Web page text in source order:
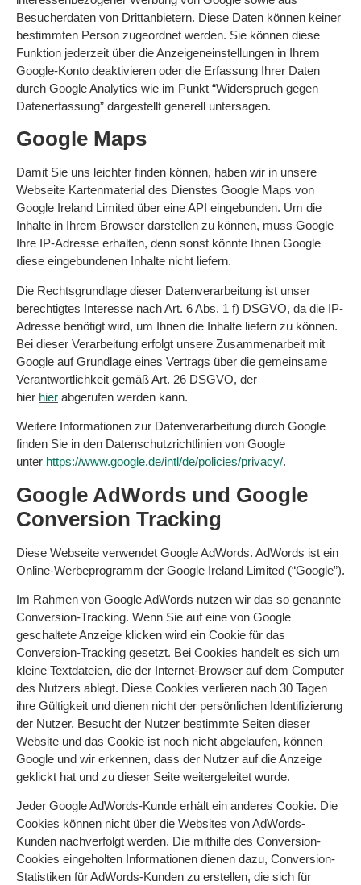
Besucherdaten von Drittanbietern. Diese Daten können keiner
bestimmten Person zugeordnet werden. Sie können diese
Funktion jederzeit über die Anzeigeneinstellungen in Ihrem
Google-Konto deaktivieren oder die Erfassung Ihrer Daten
durch Google Analytics wie im Punkt “Widerspruch gegen
Datenerfassung” dargestellt generell untersagen.
Google Maps
Damit Sie uns leichter finden können, haben wir in unsere
Webseite Kartenmaterial des Dienstes Google Maps von
Google Ireland Limited über eine API eingebunden. Um die
Inhalte in Ihrem Browser darstellen zu können, muss Google
Ihre IP-Adresse erhalten, denn sonst könnte Ihnen Google
diese eingebundenen Inhalte nicht liefern.
Die Rechtsgrundlage dieser Datenverarbeitung ist unser
berechtigtes Interesse nach Art. 6 Abs. 1 f) DSGVO, da die IP-
Adresse benötigt wird, um Ihnen die Inhalte liefern zu können.
Bei dieser Verarbeitung erfolgt unsere Zusammenarbeit mit
Google auf Grundlage eines Vertrags über die gemeinsame
Verantwortlichkeit gemäß Art. 26 DSGVO, der
hier hier abgerufen werden kann.
Weitere Informationen zur Datenverarbeitung durch Google
finden Sie in den Datenschutzrichtlinien von Google
unter https://www.google.de/intl/de/policies/privacy/.
Google AdWords und Google
Conversion Tracking
Diese Webseite verwendet Google AdWords. AdWords ist ein
Online-Werbeprogramm der Google Ireland Limited (“Google”).
Im Rahmen von Google AdWords nutzen wir das so genannte
Conversion-Tracking. Wenn Sie auf eine von Google
geschaltete Anzeige klicken wird ein Cookie für das
Conversion-Tracking gesetzt. Bei Cookies handelt es sich um
kleine Textdateien, die der Internet-Browser auf dem Computer
des Nutzers ablegt. Diese Cookies verlieren nach 30 Tagen
ihre Gültigkeit und dienen nicht der persönlichen Identifizierung
der Nutzer. Besucht der Nutzer bestimmte Seiten dieser
Website und das Cookie ist noch nicht abgelaufen, können
Google und wir erkennen, dass der Nutzer auf die Anzeige
geklickt hat und zu dieser Seite weitergeleitet wurde.
Jeder Google AdWords-Kunde erhält ein anderes Cookie. Die
Cookies können nicht über die Websites von AdWords-
Kunden nachverfolgt werden. Die mithilfe des Conversion-
Cookies eingeholten Informationen dienen dazu, Conversion-
Statistiken für AdWords-Kunden zu erstellen, die sich für